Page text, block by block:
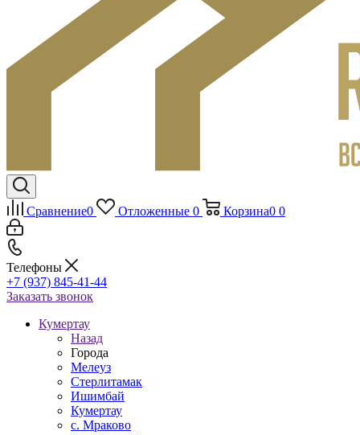
Сравнение0 Отложенные 0 Корзина0 0
Телефоны
+7 (937) 845-41-44
Заказать звонок
Кумертау
Назад
Города
Мелеуз
Стерлитамак
Ишимбай
Кумертау
c. Мраково